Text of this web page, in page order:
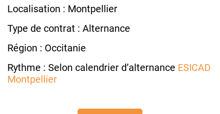
Localisation : Montpellier
Type de contrat : Alternance
Région : Occitanie
Rythme : Selon calendrier d’alternance ESICAD
Montpellier